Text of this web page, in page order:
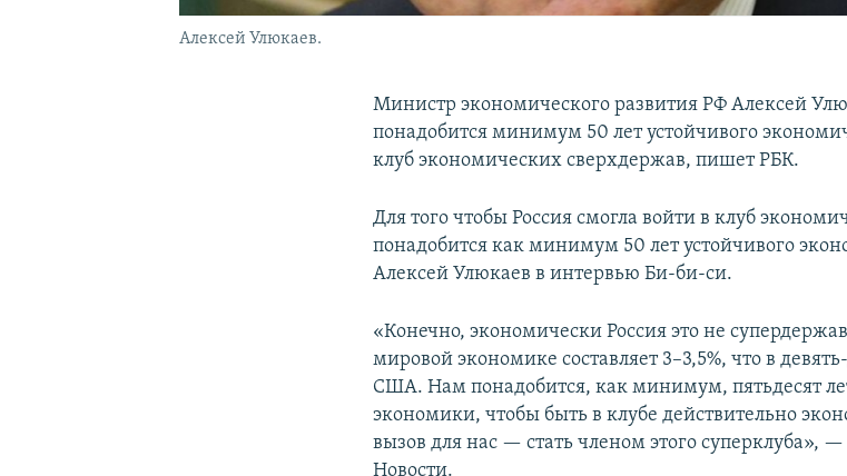
Алексей Улюкаев.
Министр экономического развития РФ Алексей
понадобится минимум 50 лет устойчивого
клуб экономических сверхдержав, пишет РБК.
Для того чтобы Россия смогла войти в клуб
понадобится как минимум 50 лет устойчивого
Алексей Улюкаев в интервью Би-би-си.
«Конечно, экономически Россия это не
мировой экономике составляет 3–3,5%, что в
США. Нам понадобится, как минимум, пятьдесят
экономики, чтобы быть в клубе действительно
вызов для нас — стать членом этого суперклуба»,
Новости.